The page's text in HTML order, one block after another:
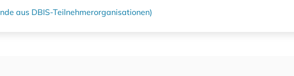
aus DBIS-Teilnehmerorganisationen)